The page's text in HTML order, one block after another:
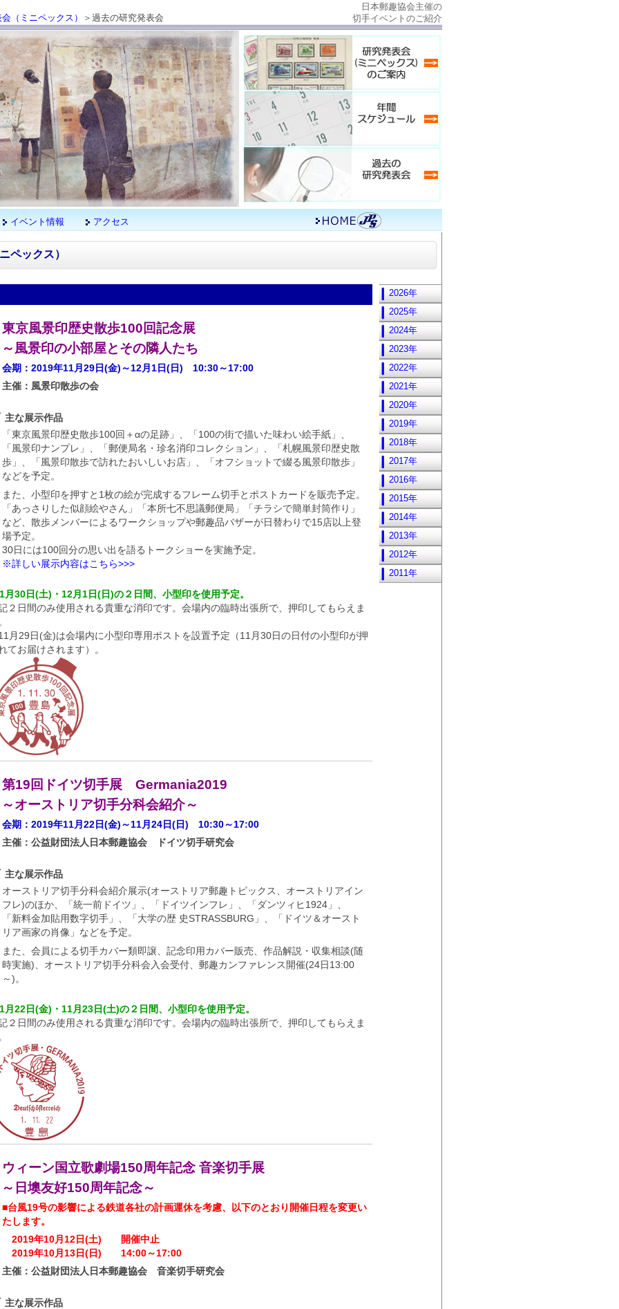
（ミニペックス） ＞過去の研究発表会
日本郵趣協会主催の
切手イベントのご紹介
イベント情報 アクセス
ペックス）
東京風景印歴史散歩100回記念展
景印の小部屋とその隣人たち
会期：2019年11月29日(金)～12月1日(日) 10:30～17:00
主催：風景印散歩の会
主な展示作品
「東京風景印歴史散歩100回＋αの足跡」、「100の街で描いた味わい絵手紙」、
「風景印ナンプレ」、「郵便局名・珍名消印コレクション」、「札幌風景印歴史散
歩」、「風景印散歩で訪れたおいしいお店」、「オフショットで綴る風景印散歩」
などを予定。
また、小型印を押すと1枚の絵が完成するフレーム切手とポストカードを販売予定。
「あっさりした似顔絵やさん」「本所七不思議郵便局」「チラシで簡単封筒作り」
など、散歩メンバーによるワークショップや郵趣品バザーが日替わりで15店以上登
場予定。
30日には100回分の思い出を語るトークショーを実施予定。
※詳しい展示内容はこちら>>>
月30日(土)・12月1日(日)の２日間、小型印を使用予定。
２日間のみ使用される貴重な消印です。会場内の臨時出張所で、押印してもらえま
月29日(金)は会場内に小型印専用ポストを設置予定（11月30日の日付の小型印が押
てお届けされます）。
第19回ドイツ切手展 Germania2019
ーストリア切手分科会紹介～
会期：2019年11月22日(金)～11月24日(日) 10:30～17:00
主催：公益財団法人日本郵趣協会 ドイツ切手研究会
主な展示作品
オーストリア切手分科会紹介展示(オーストリア郵趣トピックス、オーストリアイン
フレ)のほか、「統一前ドイツ」、「ドイツインフレ」、「ダンツィヒ1924」、
「新料金加貼用数字切手」、「大学の歴 史STRASSBURG」、「ドイツ＆オースト
リア画家の肖像」などを予定。
また、会員による切手カバー類即譲、記念印用カバー販売、作品解説・収集相談(随
時実施)、オーストリア切手分科会入会受付、郵趣カンファレンス開催(24日13:00
～)。
月22日(金)・11月23日(土)の２日間、小型印を使用予定。
２日間のみ使用される貴重な消印です。会場内の臨時出張所で、押印してもらえま
ウィーン国立歌劇場150周年記念 音楽切手展
墺友好150周年記念～
■台風19号の影響による鉄道各社の計画運休を考慮、以下のとおり開催日程を変更い
たします。
2019年10月12日(土) 開催中止
2019年10月13日(日) 14:00～17:00
主催：公益財団法人日本郵趣協会 音楽切手研究会
主な展示作品
2026年
2025年
2024年
2023年
2022年
2021年
2020年
2019年
2018年
2017年
2016年
2015年
2014年
2013年
2012年
2011年